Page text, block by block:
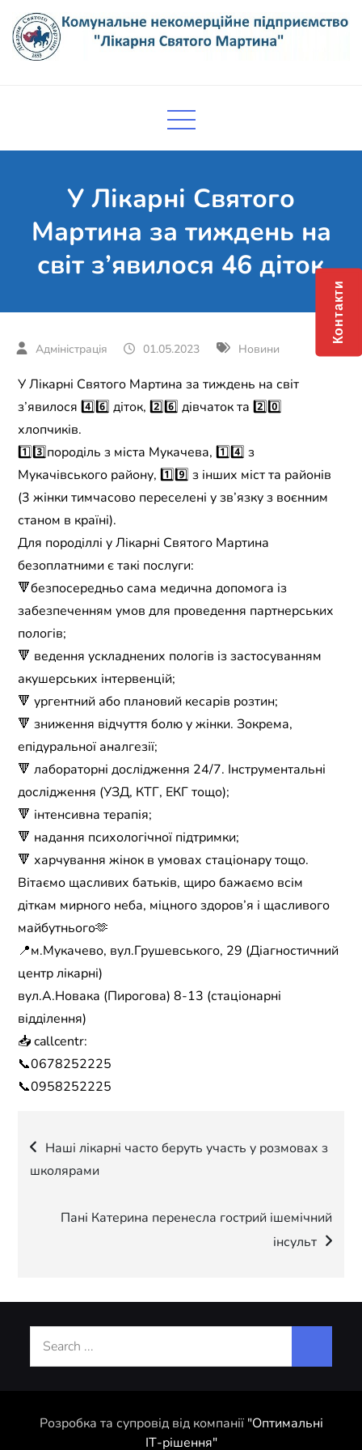
content
підприємство "Лікарня Святого
У Лікарні Святого
Мартина за тиждень на
світ з’явилося 46 діток
01.05.2023 Новини
У Лікарні Святого Мартина за тиждень на світ
з’явилося 4️⃣6️⃣ діток, 2️⃣6️⃣ дівчаток та 2️⃣0️⃣
хлопчиків.
1️⃣3️⃣породіль з міста Мукачева, 1️⃣4️⃣ з
Мукачівського району, 1️⃣9️⃣ з інших міст та районів
(3 жінки тимчасово переселені у зв’язку з воєнним
станом в країні).
Для породіллі у Лікарні Святого Мартина
безоплатними є такі послуги:
🔻безпосередньо сама медична допомога із
забезпеченням умов для проведення партнерських
пологів;
🔻 ведення ускладнених пологів із застосуванням
акушерських інтервенцій;
🔻 ургентний або плановий кесарів розтин;
🔻 зниження відчуття болю у жінки. Зокрема,
епідуральної аналгезії;
🔻 лабораторні дослідження 24/7. Інструментальні
дослідження (УЗД, КТГ, ЕКГ тощо);
🔻 інтенсивна терапія;
🔻 надання психологічної підтримки;
🔻 харчування жінок в умовах стаціонару тощо.
Вітаємо щасливих батьків, щиро бажаємо всім
діткам мирного неба, міцного здоров’я і щасливого
майбутнього🫶
📍м.Мукачево, вул.Грушевського, 29 (Діагностичний
центр лікарні)
вул.А.Новака (Пирогова) 8-13 (стаціонарні
відділення)
📥 callcentr:
📞0678252225
📞0958252225
Навігація
записів
Наші лікарні часто беруть участь у розмовах з
школярами
Пані Катерина перенесла гострий ішемічний
інсульт
Search
Розробка та супровід від компанії "Оптимальні
ІТ-рішення"
Контакти